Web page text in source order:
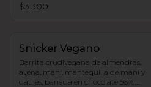
$3.300
Snicker Vegano
Barrita crudivegana de almendras,
avena, maní, mantequilla de maní y
dátiles, bañada en chocolate 56%